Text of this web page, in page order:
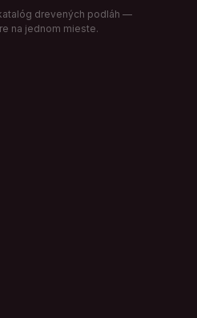
drevených podláh —
na jednom mieste.